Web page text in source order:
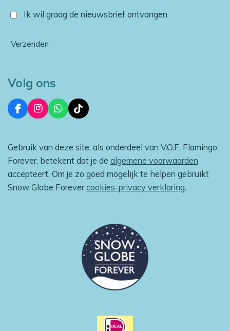
Ik wil graag de nieuwsbrief ontvangen
Verzenden
Volg ons
F
a
b
o
k
I
n
a
g
r
a
m
W
h
s
A
p
T
i
o
k
Gebruik van deze site, als onderdeel van V.O.F. Flamingo
Forever, betekent dat je de algemene voorwaarden
accepteert. Om je zo goed mogelijk te helpen gebruikt
Snow Globe Forevercookies-privacy verklaring.